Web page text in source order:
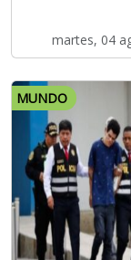
martes, 04
MUNDO